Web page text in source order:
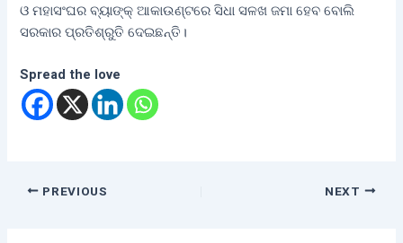
ଓ ମହାସଂଘର ବ୍ୟାଙ୍କ୍ ଆକାଉଣ୍ଟରେ ସିଧା ସଳଖ ଜମା ହେବ ବୋଲି
ସରକାର ପ୍ରତିଶ୍ରୁତି ଦେଇଛନ୍ତି।
Spread the love
PREVIOUS NEXT